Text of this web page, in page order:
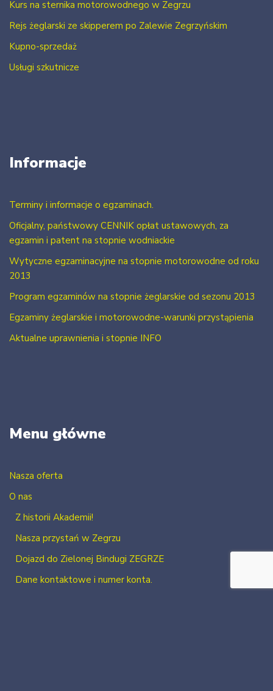
Kurs na sternika motorowodnego w Zegrzu
Rejs żeglarski ze skipperem po Zalewie Zegrzyńskim
Kupno-sprzedaż
Usługi szkutnicze
Informacje
Terminy i informacje o egzaminach.
Oficjalny, państwowy CENNIK opłat ustawowych, za
egzamin i patent na stopnie wodniackie
Wytyczne egzaminacyjne na stopnie motorowodne od roku
2013
Program egzaminów na stopnie żeglarskie od sezonu 2013
Egzaminy żeglarskie i motorowodne-warunki przystąpienia
Aktualne uprawnienia i stopnie INFO
Menu główne
Nasza oferta
O nas
Z historii Akademii!
Nasza przystań w Zegrzu
Dojazd do Zielonej Bindugi ZEGRZE
Dane kontaktowe i numer konta.